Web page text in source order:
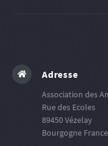
Adresse
Association des
Rue des Ecoles
89450Vézelay
Bourgogne France